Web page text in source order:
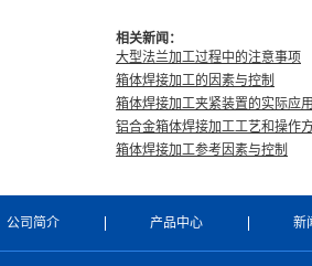
相关新闻：
大型法兰加工过程中的注意事项
箱体焊接加工的因素与控制
箱体焊接加工夹紧装置的实际应
铝合金箱体焊接加工工艺和操作
箱体焊接加工参考因素与控制
公司简介 产品中心 新